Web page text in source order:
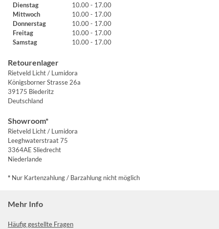
Dienstag
10.00 - 17.00
Mittwoch
10.00 - 17.00
Donnerstag
10.00 - 17.00
Freitag
10.00 - 17.00
Samstag
10.00 - 17.00
Retourenlager
Rietveld Licht / Lumidora
Königsborner Strasse 26a
39175 Biederitz
Deutschland
Showroom*
Rietveld Licht / Lumidora
Leeghwaterstraat 75
3364AE Sliedrecht
Niederlande
* Nur Kartenzahlung / Barzahlung nicht möglich
Mehr Info
Häufig gestellte Fragen